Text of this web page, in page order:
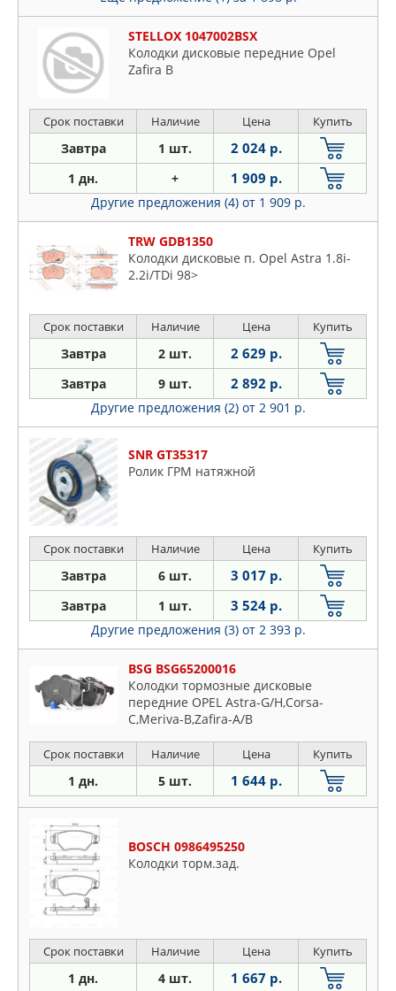
STELLOX 1047002BSX
Колодки дисковые передние Opel
Zafira B
Срок поставки Наличие Цена Купить
Завтра 1 шт. 2 024 р.
1 дн. + 1 909 р.
Другие предложения (4) от 1 909 р.
TRW GDB1350
Колодки дисковые п. Opel Astra 1.8i-
2.2i/TDi 98>
Срок поставки Наличие Цена Купить
Завтра 2 шт. 2 629 р.
Завтра 9 шт. 2 892 р.
Другие предложения (2) от 2 901 р.
SNR GT35317
Ролик ГРМ натяжной
Срок поставки Наличие Цена Купить
Завтра 6 шт. 3 017 р.
Завтра 1 шт. 3 524 р.
Другие предложения (3) от 2 393 р.
BSG BSG65200016
Колодки тормозные дисковые
передние OPEL Astra-G/H,Corsa-
C,Meriva-B,Zafira-A/B
Срок поставки Наличие Цена Купить
1 дн. 5 шт. 1 644 р.
BOSCH 0986495250
Колодки торм.зад.
Срок поставки Наличие Цена Купить
1 дн. 4 шт. 1 667 р.